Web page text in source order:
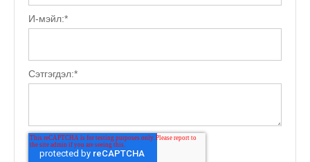
И-мэйл:*
Сэтгэгдэл:*